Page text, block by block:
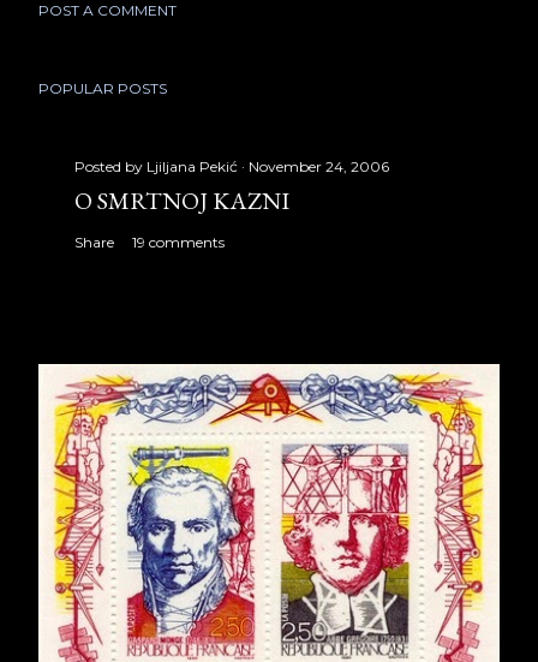
POST A COMMENT
POPULAR POSTS
Posted by Ljiljana Pekić November 24, 2006
O SMRTNOJ KAZNI
Share 19 comments